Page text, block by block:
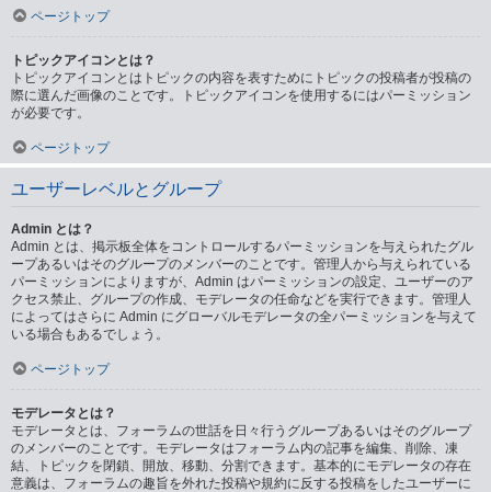
ページトップ
トピックアイコンとは？
トピックアイコンとはトピックの内容を表すためにトピックの投稿者が投稿の
際に選んだ画像のことです。トピックアイコンを使用するにはパーミッション
が必要です。
ページトップ
ユーザーレベルとグループ
Admin とは？
Admin とは、掲示板全体をコントロールするパーミッションを与えられたグル
ープあるいはそのグループのメンバーのことです。管理人から与えられている
パーミッションによりますが、Admin はパーミッションの設定、ユーザーのア
クセス禁止、グループの作成、モデレータの任命などを実行できます。管理人
によってはさらに Admin にグローバルモデレータの全パーミッションを与えて
いる場合もあるでしょう。
ページトップ
モデレータとは？
モデレータとは、フォーラムの世話を日々行うグループあるいはそのグループ
のメンバーのことです。モデレータはフォーラム内の記事を編集、削除、凍
結、トピックを閉鎖、開放、移動、分割できます。基本的にモデレータの存在
意義は、フォーラムの趣旨を外れた投稿や規約に反する投稿をしたユーザーに